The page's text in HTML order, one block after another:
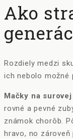
Ako
Rozdiely medzi
ich nebolo možné
Mačky na
rovné a pevné
známok chorôb.
hravo, no zároveň